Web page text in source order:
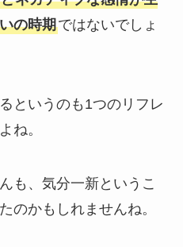
の時期ではないでしょ
というのも1つのリフレ
ね。
も、気分一新というこ
のかもしれませんね。